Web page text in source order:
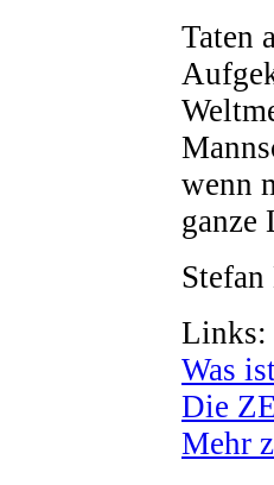
Taten
wenn
ganze
Links:
Was
Die
Mehr